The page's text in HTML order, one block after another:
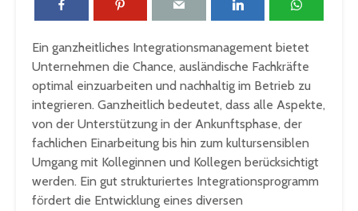
Ein ganzheitliches Integrationsmanagement bietet
Unternehmen die Chance, ausländische Fachkräfte
optimal einzuarbeiten und nachhaltig im Betrieb zu
integrieren. Ganzheitlich bedeutet, dass alle Aspekte,
von der Unterstützung in der Ankunftsphase, der
fachlichen Einarbeitung bis hin zum kultursensiblen
Umgang mit Kolleginnen und Kollegen berücksichtigt
werden. Ein gut strukturiertes Integrationsprogramm
fördert die Entwicklung eines diversen